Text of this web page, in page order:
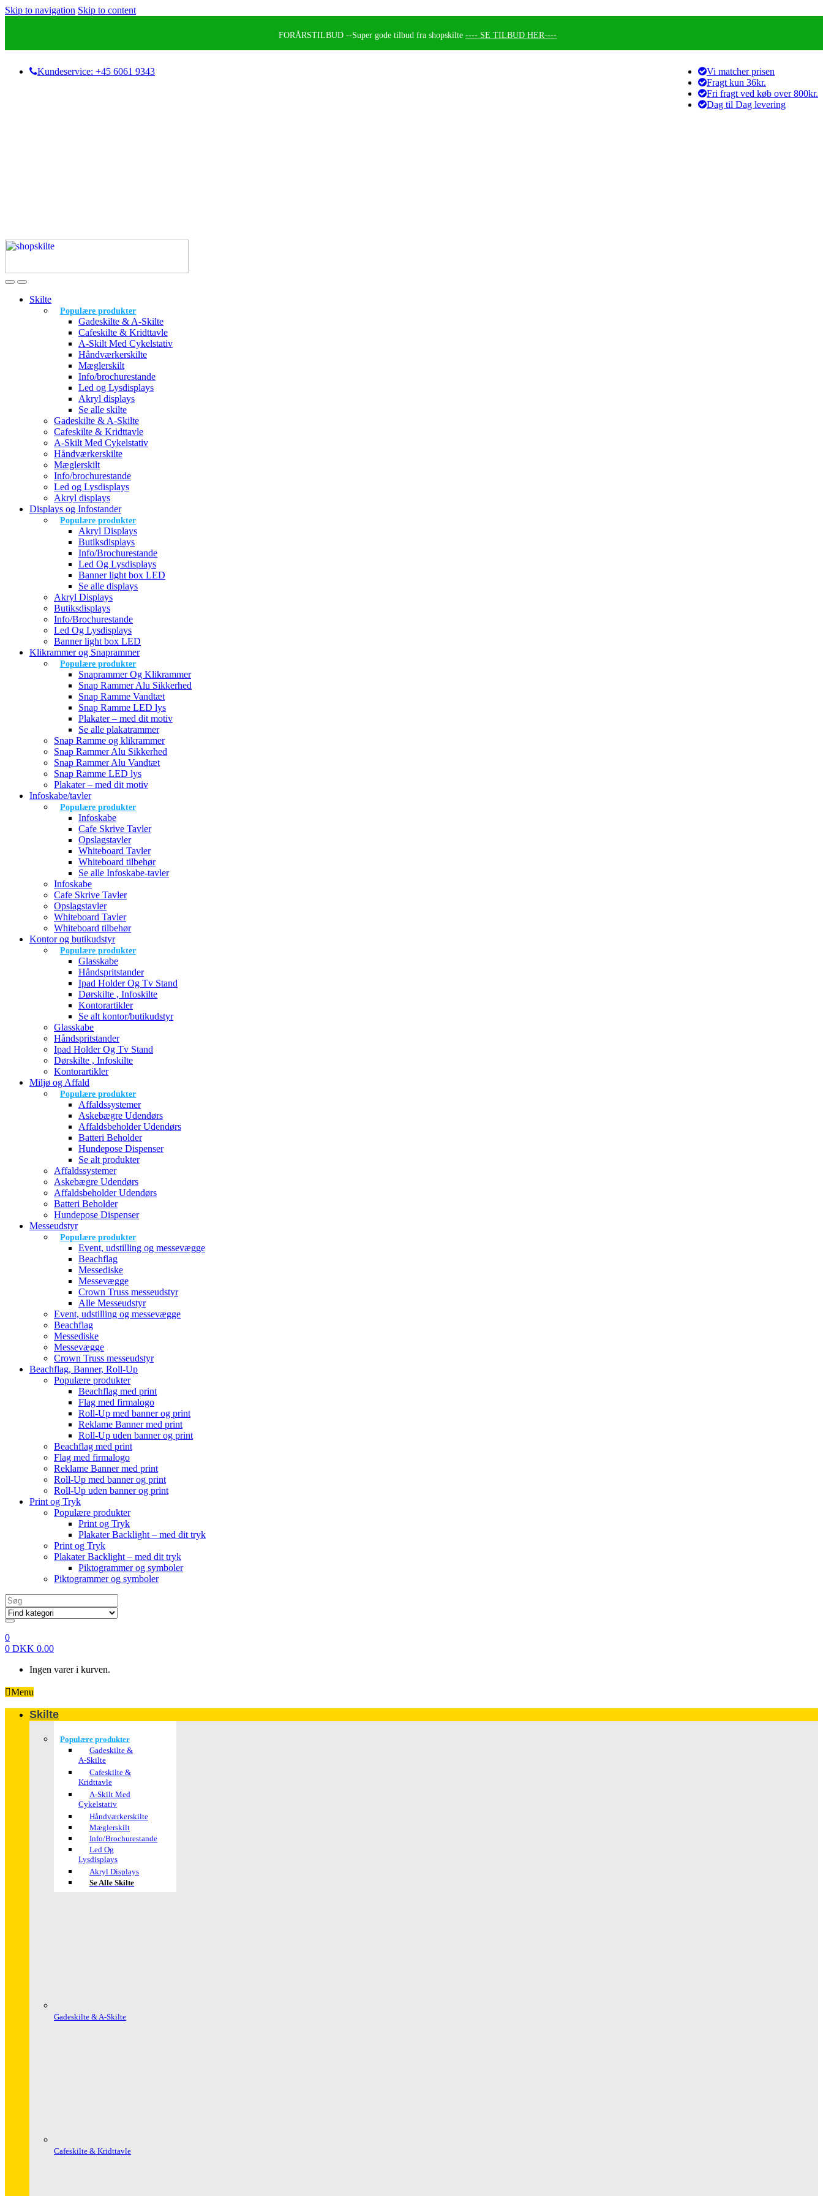
Skip to navigation Skip to content
FORÅRSTILBUD --Super gode tilbud fra shopskilte ---- SE TILBUD HER----
Kundeservice: +45 6061 9343
Vi matcher prisen
Fragt kun 36kr.
Fri fragt ved køb over 800kr.
Dag til Dag levering
Skilte
Populære produkter
Gadeskilte & A-Skilte
Cafeskilte & Kridttavle
A-Skilt Med Cykelstativ
Håndværkerskilte
Mæglerskilt
Info/brochurestande
Led og Lysdisplays
Akryl displays
Se alle skilte
Gadeskilte & A-Skilte
Cafeskilte & Kridttavle
A-Skilt Med Cykelstativ
Håndværkerskilte
Mæglerskilt
Info/brochurestande
Led og Lysdisplays
Akryl displays
Displays og Infostander
Populære produkter
Akryl Displays
Butiksdisplays
Info/Brochurestande
Led Og Lysdisplays
Banner light box LED
Se alle displays
Akryl Displays
Butiksdisplays
Info/Brochurestande
Led Og Lysdisplays
Banner light box LED
Klikrammer og Snaprammer
Populære produkter
Snaprammer Og Klikrammer
Snap Rammer Alu Sikkerhed
Snap Ramme Vandtæt
Snap Ramme LED lys
Plakater – med dit motiv
Se alle plakatrammer
Snap Ramme og klikrammer
Snap Rammer Alu Sikkerhed
Snap Rammer Alu Vandtæt
Snap Ramme LED lys
Plakater – med dit motiv
Infoskabe/tavler
Populære produkter
Infoskabe
Cafe Skrive Tavler
Opslagstavler
Whiteboard Tavler
Whiteboard tilbehør
Se alle Infoskabe-tavler
Infoskabe
Cafe Skrive Tavler
Opslagstavler
Whiteboard Tavler
Whiteboard tilbehør
Kontor og butikudstyr
Populære produkter
Glasskabe
Håndspritstander
Ipad Holder Og Tv Stand
Dørskilte , Infoskilte
Kontorartikler
Se alt kontor/butikudstyr
Glasskabe
Håndspritstander
Ipad Holder Og Tv Stand
Dørskilte , Infoskilte
Kontorartikler
Miljø og Affald
Populære produkter
Affaldssystemer
Askebægre Udendørs
Affaldsbeholder Udendørs
Batteri Beholder
Hundepose Dispenser
Se alt produkter
Affaldssystemer
Askebægre Udendørs
Affaldsbeholder Udendørs
Batteri Beholder
Hundepose Dispenser
Messeudstyr
Populære produkter
Event, udstilling og messevægge
Beachflag
Messediske
Messevægge
Crown Truss messeudstyr
Alle Messeudstyr
Event, udstilling og messevægge
Beachflag
Messediske
Messevægge
Crown Truss messeudstyr
Beachflag, Banner, Roll-Up
Populære produkter
Beachflag med print
Flag med firmalogo
Roll-Up med banner og print
Reklame Banner med print
Roll-Up uden banner og print
Beachflag med print
Flag med firmalogo
Reklame Banner med print
Roll-Up med banner og print
Roll-Up uden banner og print
Print og Tryk
Populære produkter
Print og Tryk
Plakater Backlight – med dit tryk
Print og Tryk
Plakater Backlight – med dit tryk
Piktogrammer og symboler
Piktogrammer og symboler
Search
for:
0
0 DKK 0.00
Ingen varer i kurven.
Menu
Skilte
Populære produkter
Gadeskilte &
A-Skilte
Cafeskilte &
Kridttavle
A-Skilt Med
Cykelstativ
Håndværkerskilte
Mæglerskilt
Info/brochurestande
Led Og
Lysdisplays
Akryl Displays
Se Alle Skilte
Gadeskilte & A-Skilte
Cafeskilte & Kridttavle